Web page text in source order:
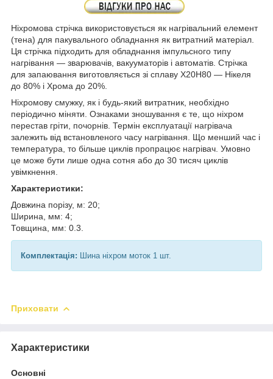
Ніхромова стрічка використовується як нагрівальний елемент
(тена) для пакувального обладнання як витратний матеріал.
Ця стрічка підходить для обладнання імпульсного типу
нагрівання — зварювачів, вакууматорів і автоматів. Стрічка
для запаювання виготовляється зі сплаву Х20Н80 — Нікеля
до 80% і Хрома до 20%.
Ніхромову смужку, як і будь-який витратник, необхідно
періодично міняти. Ознаками зношування є те, що ніхром
перестав гріти, почорнів. Термін експлуатації нагрівача
залежить від встановленого часу нагрівання. Що менший час і
температура, то більше циклів пропрацює нагрівач. Умовно
це може бути лише одна сотня або до 30 тисяч циклів
увімкнення.
Характеристики:
Довжина порізу, м: 20;
Ширина, мм: 4;
Товщина, мм: 0.3.
Комплектація: Шина ніхром моток 1 шт.
Приховати
Характеристики
Основні